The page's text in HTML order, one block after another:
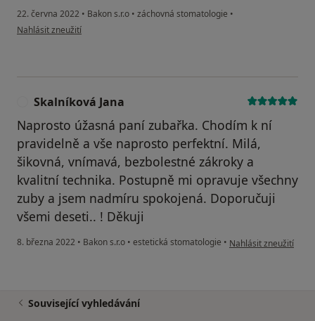
22. června 2022 • Bakon s.r.o • záchovná stomatologie •
podle názoru uživatele Jan K.
Nahlásit zneužití
Skalníková Jana
Naprosto úžasná paní zubařka. Chodím k ní
pravidelně a vše naprosto perfektní. Milá,
šikovná, vnímavá, bezbolestné zákroky a
kvalitní technika. Postupně mi opravuje všechny
zuby a jsem nadmíru spokojená. Doporučuji
všemi deseti.. ! Děkuji
8. března 2022 • Bakon s.r.o • estetická stomatologie • podle názoru
Nahlásit zneužití
Související vyhledávání